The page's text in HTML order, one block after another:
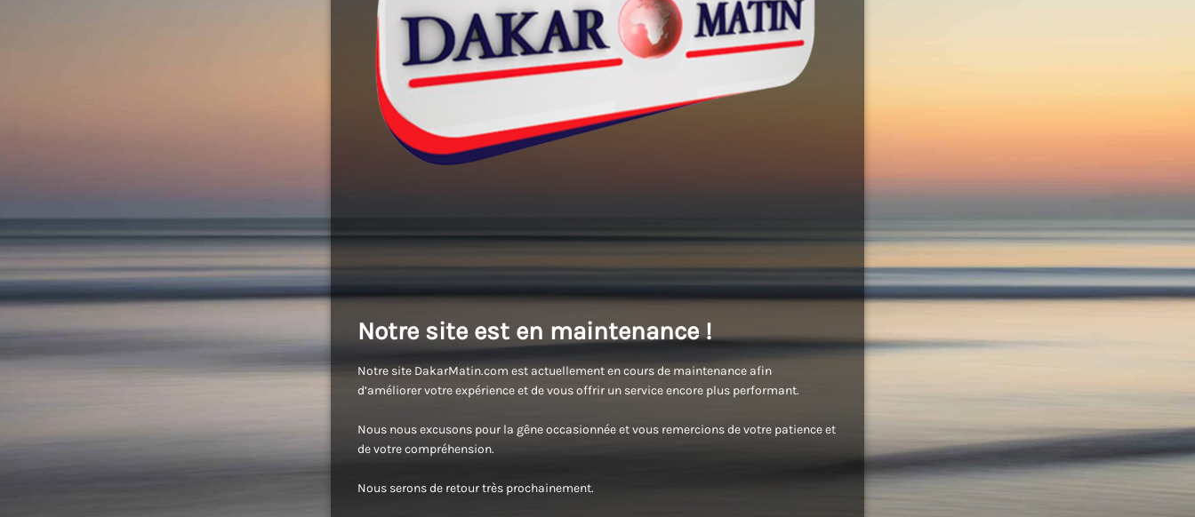
Notre site est en maintenance !
Notre site DakarMatin.com est actuellement en cours de maintenance afin
d’améliorer votre expérience et de vous offrir un service encore plus performant.
Nous nous excusons pour la gêne occasionnée et vous remercions de votre patience et
de votre compréhension.
Nous serons de retour très prochainement.